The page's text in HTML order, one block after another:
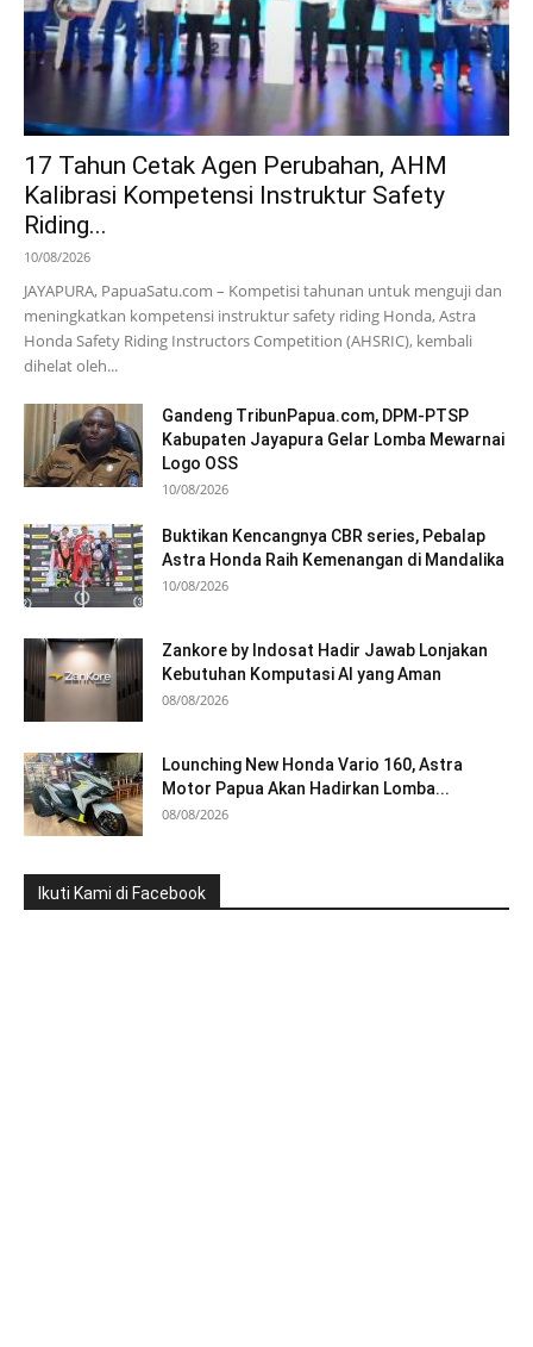
17 Tahun Cetak Agen Perubahan, AHM
Kalibrasi Kompetensi Instruktur Safety
Riding...
10/08/2026
JAYAPURA, PapuaSatu.com – Kompetisi tahunan untuk menguji dan
meningkatkan kompetensi instruktur safety riding Honda, Astra
Honda Safety Riding Instructors Competition (AHSRIC), kembali
dihelat oleh...
Gandeng TribunPapua.com, DPM-PTSP
Kabupaten Jayapura Gelar Lomba Mewarnai
Logo OSS
10/08/2026
Buktikan Kencangnya CBR series, Pebalap
Astra Honda Raih Kemenangan di Mandalika
10/08/2026
Zankore by Indosat Hadir Jawab Lonjakan
Kebutuhan Komputasi AI yang Aman
08/08/2026
Lounching New Honda Vario 160, Astra
Motor Papua Akan Hadirkan Lomba...
08/08/2026
Ikuti Kami di Facebook